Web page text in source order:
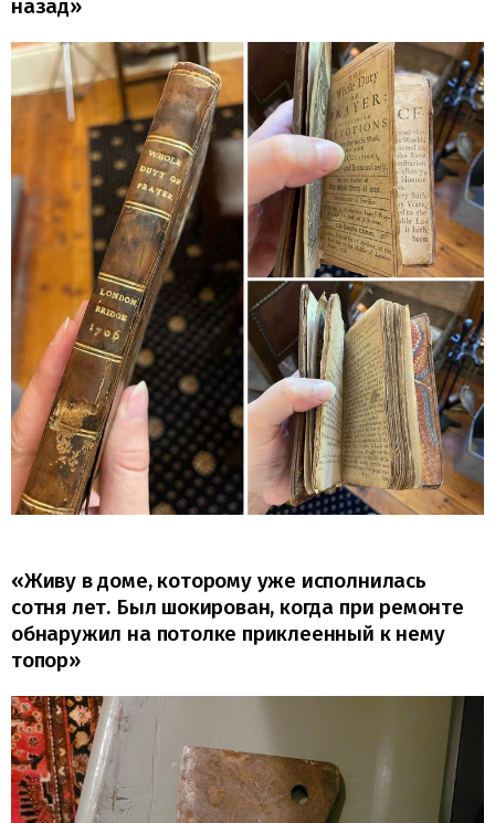
назад»
«Живу в доме, которому уже исполнилась
сотня лет. Был шокирован, когда при ремонте
обнаружил на потолке приклеенный к нему
топор»